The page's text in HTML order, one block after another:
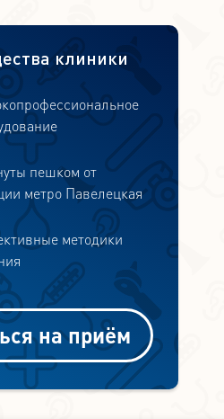
клиники
пешком от
метро Павелецкая
методики
на приём